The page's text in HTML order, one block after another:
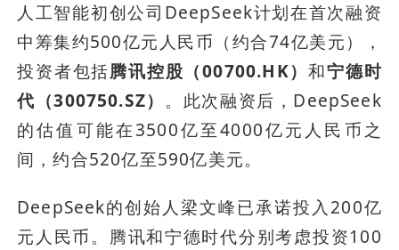
人工智能初创公司DeepSeek计划在首次融资
中筹集约500亿元人民币（约合74亿美元），
投资者包括腾讯控股（00700.HK）和宁德时
代（300750.SZ） 。此次融资后，DeepSeek
的估值可能在3500亿至4000亿元人民币之
间，约合520亿至590亿美元。
DeepSeek的创始人梁文峰已承诺投入200亿
元人民币。腾讯和宁德时代分别考虑投资100